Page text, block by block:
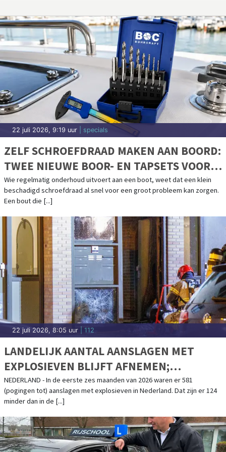
22 juli 2026, 9:19 uur | specials
ZELF SCHROEFDRAAD MAKEN AAN BOORD:
TWEE NIEUWE BOOR- EN TAPSETS VOOR
BOOTONDERHOUD
Wie regelmatig onderhoud uitvoert aan een boot, weet dat een klein
beschadigd schroefdraad al snel voor een groot probleem kan zorgen.
Een bout die [...]
22 juli 2026, 8:05 uur | 112
LANDELIJK AANTAL AANSLAGEN MET
EXPLOSIEVEN BLIJFT AFNEMEN;
AANSLAGENPROBLEMATIEK BLIJFT
ERNSTIG
NEDERLAND - In de eerste zes maanden van 2026 waren er 581
(pogingen tot) aanslagen met explosieven in Nederland. Dat zijn er 124
minder dan in de [...]